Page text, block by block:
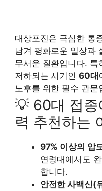
대상포진은 극심한 통
남겨 평화로운 일상과
무서운 질환입니다. 특
저하되는 시기인 60대
노후를 위한 필수 관문
💡 60대 접
력 추천하는
97% 이상의 압
연령대에서도
합니다.
안전한 사백신(